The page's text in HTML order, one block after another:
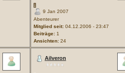
9 Jan 2007
Abenteurer
Mitglied seit:04.12.2006 - 23:47
Beiträge:1
Ansichten:24
Ailveron